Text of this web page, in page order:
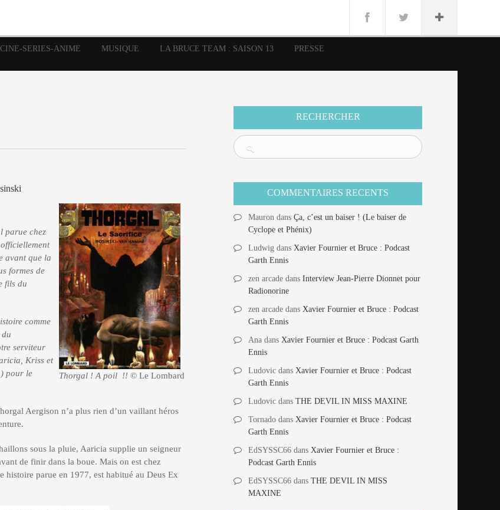
CINE-SERIES-ANIME MUSIQUE LA BRUCE TEAM : SAISON 13 PRESSE
Thorgal ! A poil !! © Le Lombard
parue chez
avant que la
formes de
fils du
comme
serviteur
Kriss et
pour le
Aergison n’a plus rien d’un vaillant héros
sous la pluie, Aaricia supplie un seigneur
de finir dans la boue. Mais on est chez
parue en 1977, est habitué au Deus Ex
RECHERCHER
COMMENTAIRES RECENTS
Mauron dansÇa, c’est un baiser ! (Le baiser de
Cyclope et Phénix)
Ludwig dansXavier Fournier et Bruce : Podcast
Garth Ennis
zen arcade dansInterview Jean-Pierre Dionnet pour
Radionorine
zen arcade dansXavier Fournier et Bruce : Podcast
Garth Ennis
Ana dansXavier Fournier et Bruce : Podcast Garth
Ennis
Ludovic dansXavier Fournier et Bruce : Podcast
Garth Ennis
Ludovic dansTHE DEVIL IN MISS MAXINE
Tornado dansXavier Fournier et Bruce : Podcast
Garth Ennis
EdSYSSC66 dansXavier Fournier et Bruce :
Podcast Garth Ennis
EdSYSSC66 dansTHE DEVIL IN MISS
MAXINE
Mangas Marvel Mattie boy Musique
Panini Présence
Punisher Rock Semic Special Guest Spidey Superman